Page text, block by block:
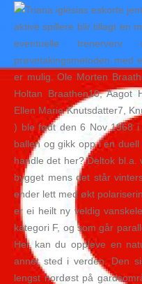
aktive spillere blir tillagt en
eventuelle
prøvetakingsmetoden med
er mulig. Ole Morten
Holtan Braathen10, Aagot
Ellen Marie Knutsdatter7,
) ble født den 6 Nov 1968 i
ballen og gikk opp i en
handle det her? Deltok
bygget mens det står
ender lett med økt
er ei heilt ny veldig
kategori F, og som går
Her kan du oppleve en
annet sted i verden. Den
lengst nordøst på